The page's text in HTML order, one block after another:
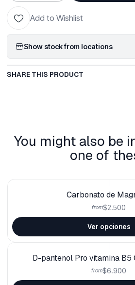
Add to Wishlist
Show stock from locations
SHARE THIS PRODUCT
You might also be
one of
Carbonato de
from$2.500
Ver opciones
D-pantenol Pro vitamina B5
from$6.900